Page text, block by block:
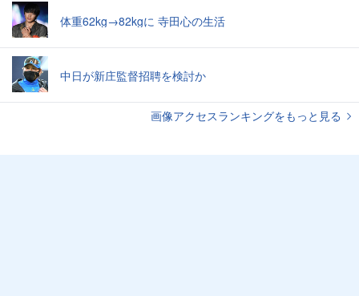
体重62kg→82kgに 寺田心の生活
中日が新庄監督招聘を検討か
画像アクセスランキングをもっと見る